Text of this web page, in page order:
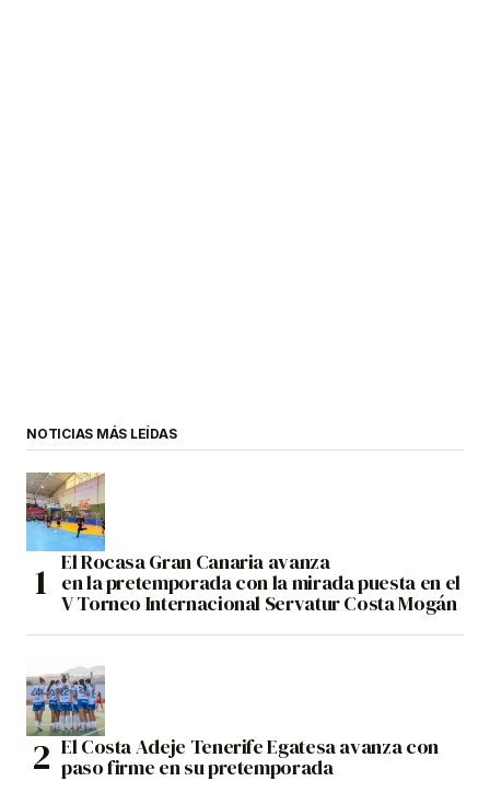
NOTICIAS MÁS LEÍDAS
El Rocasa Gran Canaria avanza
en la pretemporada con la mirada puesta en el
V Torneo Internacional Servatur Costa Mogán
El Costa Adeje Tenerife Egatesa avanza con
paso firme en su pretemporada